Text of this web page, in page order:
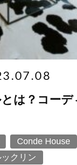
は？コーデ
Conde House
クリン